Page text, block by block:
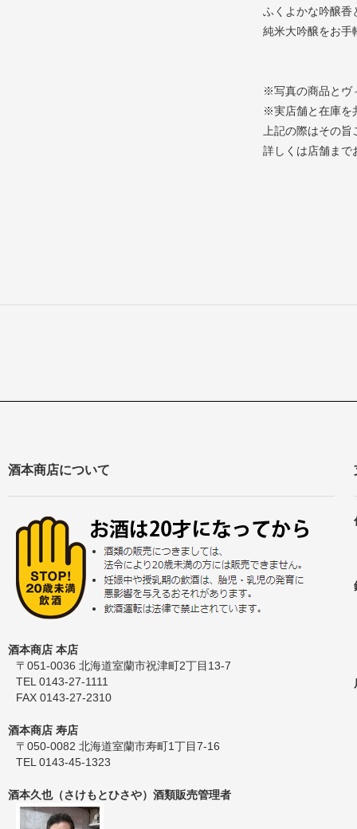
ふくよかな吟醸香
純米大吟醸をお手
※写真の商品とヴ
※実店舗と在庫を
上記の際はその旨
詳しくは店舗まで
酒本商店について
酒本商店 本店
〒051-0036 北海道室蘭市祝津町2丁目13-7
TEL 0143-27-1111
FAX 0143-27-2310
酒本商店 寿店
〒050-0082 北海道室蘭市寿町1丁目7-16
TEL 0143-45-1323
酒本久也（さけもとひさや）酒類販売管理者